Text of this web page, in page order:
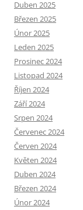
Duben 2025
Březen 2025
Únor 2025
Leden 2025
Prosinec 2024
Listopad 2024
Říjen 2024
Září 2024
Srpen 2024
Červenec 2024
Červen 2024
Květen 2024
Duben 2024
Březen 2024
Únor 2024